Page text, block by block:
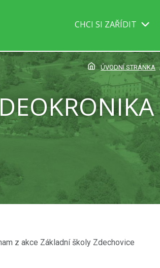
CHCI SI ZAŘÍDIT
ÚVODNÍ STRÁNKA
z akce Základní školy Zdechovice